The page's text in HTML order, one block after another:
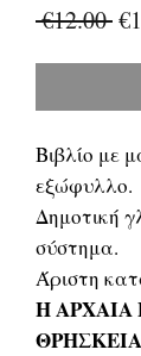
€12.00
Βιβλίο με
εξώφυλλο.
Δημοτική
σύστημα.
Άριστη
Η
ΘΡΗΣΚΕΙΑ